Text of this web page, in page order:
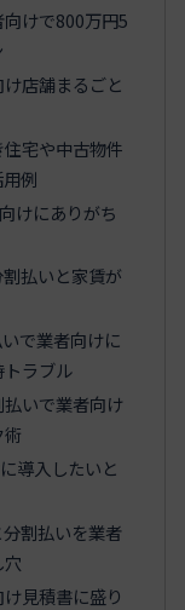
けで800万円5
店舗まるごと
宅や中古物件
例
けにありがち
払いと家賃が
で業者向けに
ラブル
いで業者向け
導入したいと
割払いを業者
見積書に盛り